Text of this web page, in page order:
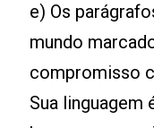
e) Os
mundo
compromisso
Sua linguagem